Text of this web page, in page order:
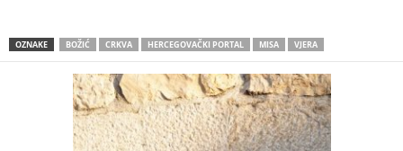
OZNAKE BOŽIĆ CRKVA HERCEGOVAČKI PORTAL MISA VJERA